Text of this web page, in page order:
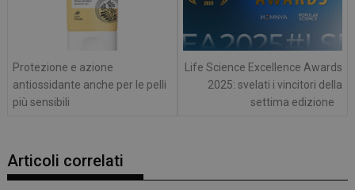
Protezione e azione
antiossidante anche per le pelli
più sensibili
Life Science Excellence Awards
2025: svelati i vincitori della
settima edizione
Articoli correlati